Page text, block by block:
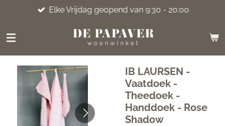
naar
hoofdinhoud
Elke Vrijdag geopend van 9:30 - 20:00
IB LAURSEN -
Vaatdoek -
Theedoek -
Handdoek - Rose
Shadow